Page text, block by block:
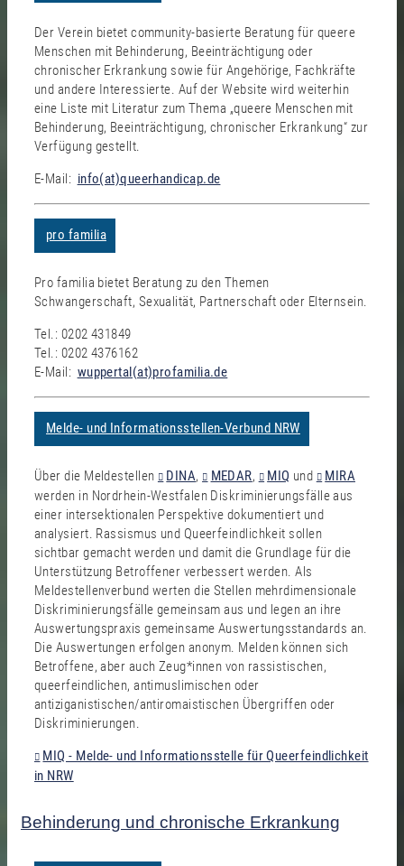
Der Verein bietet community-basierte Beratung für queere
Menschen mit Behinderung, Beeinträchtigung oder
chronischer Erkrankung sowie für Angehörige, Fachkräfte
und andere Interessierte. Auf der Website wird weiterhin
eine Liste mit Literatur zum Thema „queere Menschen mit
Behinderung, Beeinträchtigung, chronischer Erkrankung“ zur
Verfügung gestellt.
E-Mail: info(at)queerhandicap.de
pro familia
Pro familia bietet Beratung zu den Themen
Schwangerschaft, Sexualität, Partnerschaft oder Elternsein.
Tel.: 0202 431849
Tel.: 0202 4376162
E-Mail: wuppertal(at)profamilia.de
Melde- und Informationsstellen-Verbund NRW
Über die Meldestellen DINA, MEDAR, MIQ und
MIRA
werden in Nordrhein-Westfalen Diskriminierungsfälle aus
einer intersektionalen Perspektive dokumentiert und
analysiert. Rassismus und Queerfeindlichkeit sollen
sichtbar gemacht werden und damit die Grundlage für die
Unterstützung Betroffener verbessert werden. Als
Meldestellenverbund werten die Stellen mehrdimensionale
Diskriminierungsfälle gemeinsam aus und legen an ihre
Auswertungspraxis gemeinsame Auswertungsstandards an.
Die Auswertungen erfolgen anonym. Melden können sich
Betroffene, aber auch Zeug*innen von rassistischen,
queerfeindlichen, antimuslimischen oder
antiziganistischen/antiromaistischen Übergriffen oder
Diskriminierungen.
MIQ - Melde- und Informationsstelle für Queerfeindlichkeit
in NRW
Behinderung und chronische Erkrankung